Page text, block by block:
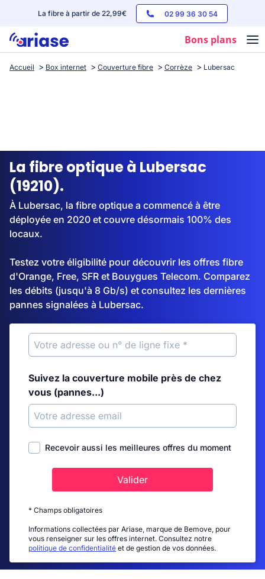
La fibre à partir de 22,99€ 02 99 36 30 54
Bons plans
Box internet
Streaming
Accueil Box internet Couverture fibre Corrèze Lubersac
La fibre optique à Lubersac
(19210).
À Lubersac, la fibre optique a commencé à être
déployée en 2020 et couvre désormais 100% des
locaux.
Testez votre éligibilité pour découvrir les offres fibre
d'Orange, Free, SFR et Bouygues Telecom. Comparez
les débits (jusqu'à 8 Gb/s) et consultez les dernières
pannes signalées à Lubersac.
Suivez la couverture mobile près de chez
vous (pannes...)
Recevoir aussi les meilleures offres du moment
Valider
* Champs obligatoires
Informations collectées par Ariase, marque de Bemove, pour
vous renseigner sur les offres internet. Consultez notre
politique de confidentialité et de gestion de vos données.